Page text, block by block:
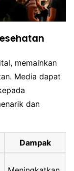
memainkan
Media dapat
dan
Dampak